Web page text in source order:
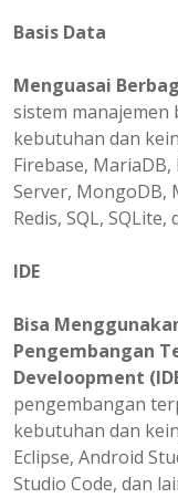
Basis Data
Menguasai
sistem manajemen
kebutuhan dan
Firebase,
Server, MongoDB,
Redis, SQL, SQLite,
IDE
Bisa
Pengembangan
Develoopment
pengembangan
kebutuhan dan
Eclipse, Android
Studio Code, dan